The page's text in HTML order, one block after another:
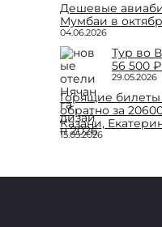
Дешевые
Мумбаи в
04.06.2026
Тур во
56 500
29.05.2026
Горящие билеты
обратно за
Казани,
15.05.2026